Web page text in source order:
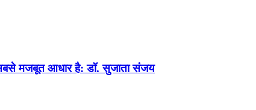
सबसे मजबूत आधार है: डॉ. सुजाता संजय